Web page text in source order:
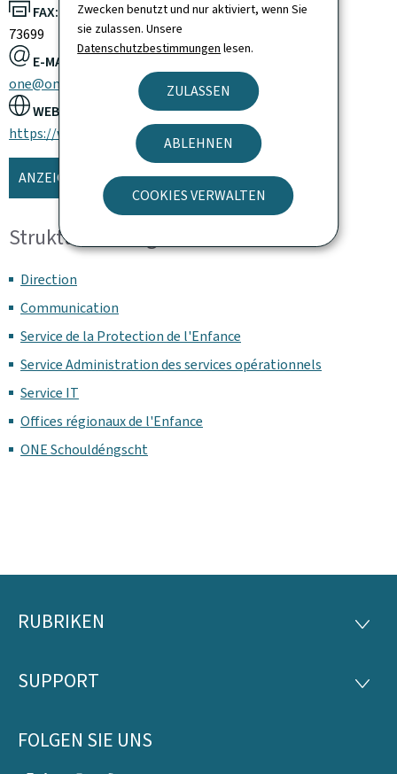
Zwecken benutzt und nur aktiviert, wenn Sie
sie zulassen. Unsere
Datenschutzbestimmungen lesen.
ZULASSEN
ABLEHNEN
COOKIES VERWALTEN
FAX:
73699
E-MAIL:
one@one.etat.lu
WEBSITE:
https://www.officenationalenfance.lu/
ANZEIGE DER KARTE
Struktur und Organisation
Direction
Communication
Service de la Protection de l'Enfance
Service Administration des services opérationnels
Service IT
Offices régionaux de l'Enfance
ONE Schouldéngscht
Footer
RUBRIKEN
SUPPORT
FOLGEN SIE UNS